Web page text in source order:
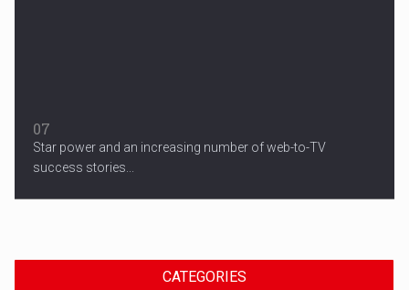
07
Star power and an increasing number of web-to-TV
success stories...
CATEGORIES